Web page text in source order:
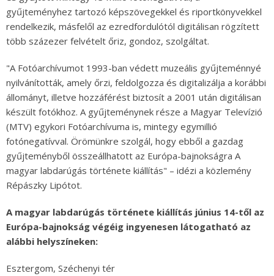
gyűjteményhez tartozó képszövegekkel és riportkönyvekkel
rendelkezik, másfelől az ezredfordulótól digitálisan rögzített
több százezer felvételt őriz, gondoz, szolgáltat.
"A Fotóarchívumot 1993-ban védett muzeális gyűjteménnyé
nyilvánították, amely őrzi, feldolgozza és digitalizálja a korábbi
állományt, illetve hozzáférést biztosít a 2001 után digitálisan
készült fotókhoz. A gyűjteménynek része a Magyar Televízió
(MTV) egykori Fotóarchívuma is, mintegy egymillió
fotónegatívval. Örömünkre szolgál, hogy ebből a gazdag
gyűjteményből összeállhatott az Európa-bajnokságra A
magyar labdarúgás története kiállítás" – idézi a közlemény
Répászky Lipótot.
A magyar labdarúgás története kiállítás június 14-től az
Európa-bajnokság végéig ingyenesen látogatható az
alábbi helyszíneken:
Esztergom, Széchenyi tér